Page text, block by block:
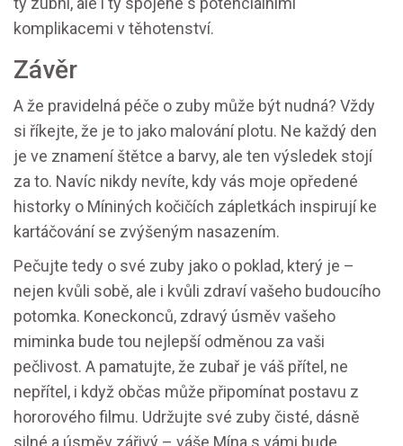
komplikacemi v těhotenství.
Závěr
A že pravidelná péče o zuby může být nudná? Vždy
si říkejte, že je to jako malování plotu. Ne každý den
je ve znamení štětce a barvy, ale ten výsledek stojí
za to. Navíc nikdy nevíte, kdy vás moje opředené
historky o Míniných kočičích zápletkách inspirují ke
kartáčování se zvýšeným nasazením.
Pečujte tedy o své zuby jako o poklad, který je –
nejen kvůli sobě, ale i kvůli zdraví vašeho budoucího
potomka. Koneckonců, zdravý úsměv vašeho
miminka bude tou nejlepší odměnou za vaši
pečlivost. A pamatujte, že zubař je váš přítel, ne
nepřítel, i když občas může připomínat postavu z
hororového filmu. Udržujte své zuby čisté, dásně
silné a úsměv zářivý – váše Mína s vámi bude